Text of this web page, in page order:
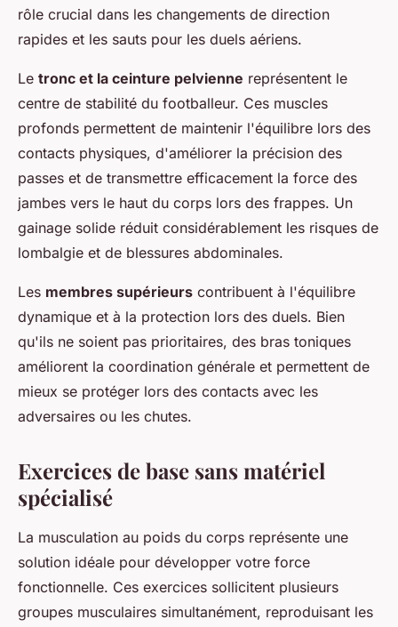
rôle crucial dans les changements de direction
rapides et les sauts pour les duels aériens.
Le tronc et la ceinture pelvienne représentent le
centre de stabilité du footballeur. Ces muscles
profonds permettent de maintenir l'équilibre lors des
contacts physiques, d'améliorer la précision des
passes et de transmettre efficacement la force des
jambes vers le haut du corps lors des frappes. Un
gainage solide réduit considérablement les risques de
lombalgie et de blessures abdominales.
Les membres supérieurs contribuent à l'équilibre
dynamique et à la protection lors des duels. Bien
qu'ils ne soient pas prioritaires, des bras toniques
améliorent la coordination générale et permettent de
mieux se protéger lors des contacts avec les
adversaires ou les chutes.
Exercices de base sans matériel
spécialisé
La musculation au poids du corps représente une
solution idéale pour développer votre force
fonctionnelle. Ces exercices sollicitent plusieurs
groupes musculaires simultanément, reproduisant les